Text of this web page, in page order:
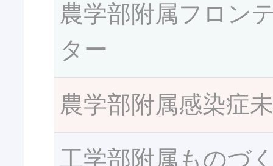
農学部附属フロン
ター
農学部附属感染症
工学部附属ものづ